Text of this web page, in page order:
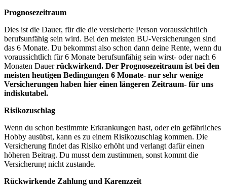
Prognosezeitraum
Dies ist die Dauer, für die die versicherte Person voraussichtlich
berufsunfähig sein wird. Bei den meisten BU-Versicherungen sind
das 6 Monate. Du bekommst also schon dann deine Rente, wenn du
voraussichtlich für 6 Monate berufsunfähig sein wirst- oder nach 6
Monaten Dauerrückwirkend. Der Prognosezeitraum ist bei den
meisten heutigen Bedingungen 6 Monate- nur sehr wenige
Versicherungen haben hier einen längeren Zeitraum- für uns
indiskutabel.
Risikozuschlag
Wenn du schon bestimmte Erkrankungen hast, oder ein gefährliches
Hobby ausübst, kann es zu einem Risikozuschlag kommen. Die
Versicherung findet das Risiko erhöht und verlangt dafür einen
höheren Beitrag. Du musst dem zustimmen, sonst kommt die
Versicherung nicht zustande.
Rückwirkende Zahlung und Karenzzeit